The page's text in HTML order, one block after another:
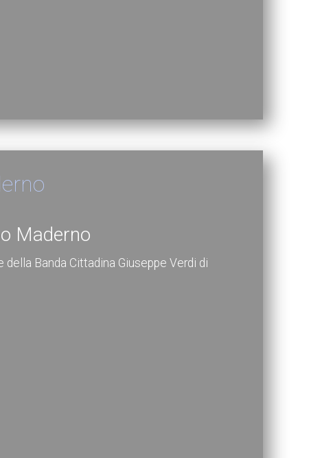
Maderno
Banda Cittadina Giuseppe Verdi di